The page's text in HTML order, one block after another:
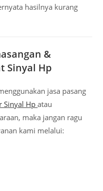
hasilnya kurang
&
Sinyal Hp
jasa pasang
Sinyal Hpatau
maka jangan ragu
kami melalui: